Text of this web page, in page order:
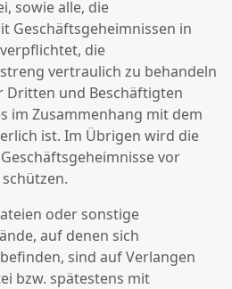
sowie alle, die
Geschäftsgeheimnissen in
die
vertraulich zu behandeln
Dritten und Beschäftigten
im Zusammenhang mit dem
ist. Im Übrigen wird die
vor
oder sonstige
auf denen sich
sind auf Verlangen
bzw. spätestens mit